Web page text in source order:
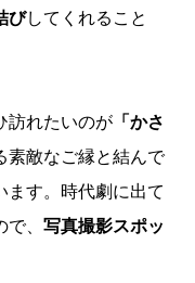
びしてくれること
訪れたいのが 「かさ
素敵なご縁と結んで
ます。時代劇に出て
、 写真撮影スポッ